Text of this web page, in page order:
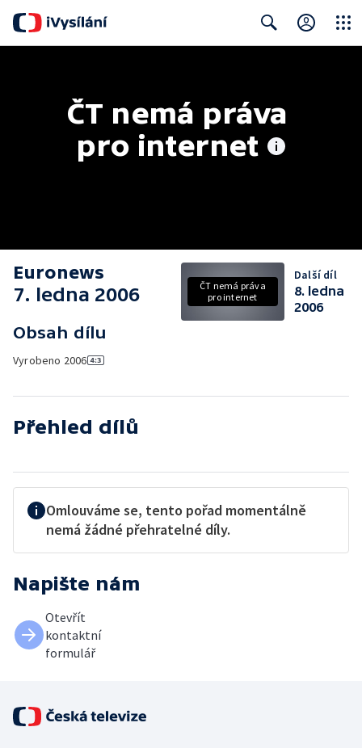
ČT nemá práva
pro internet
Euronews
7. ledna 2006
Obsah dílu
Vyrobeno 2006
ČT nemá práva
pro internet
Další díl
8. ledna
2006
Přehled dílů
Omlouváme se, tento pořad momentálně
nemá žádné přehratelné díly.
Napište nám
Otevřít
kontaktní
formulář